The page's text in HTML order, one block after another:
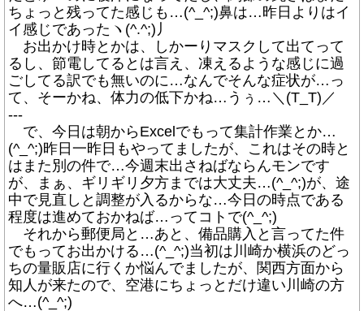
ちょっと残ってた感じも…(^_^;)鼻は…昨日よりはイ
イ感じであったヽ(^.^;)丿
お出かけ時とかは、しかーりマスクして出てって
るし、節電してるとは言え、凍えるような感じに過
ごしてる訳でも無いのに…なんでそんな症状が…っ
て、そーかね、体力の低下かね…うぅ…＼(T_T)／
---
で、今日は朝からExcelでもって集計作業とか…
(^_^;)昨日一昨日もやってましたが、これはその時と
はまた別の件で…今週末出さねばならんモンです
が、まぁ、ギリギリ夕方までは大丈夫…(^_^;)が、途
中で見直しと調整が入るからな…今日の時点である
程度は進めておかねば…ってコトで(^_^;)
それから郵便局と…あと、備品購入と言ってた件
でもってお出かける…(^_^;)当初は川崎か横浜のどっ
ちの量販店に行くか悩んでましたが、関西方面から
知人が来たので、空港にちょっとだけ違い川崎の方
へ…(^_^;)